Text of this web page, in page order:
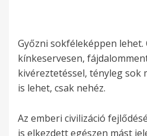
Győzni sokféleképpen lehet.
kínkeservesen,
kivéreztetéssel, tényleg sok
is lehet, csak nehéz.
Az emberi civilizáció
is elkezdett egészen mást